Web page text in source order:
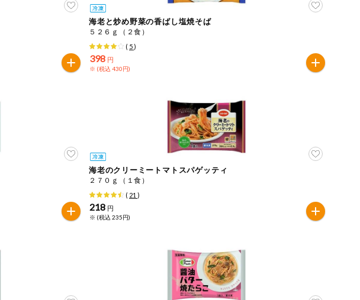
海老と炒め野菜の香ばし塩焼そば
５２６ｇ（２食）
( 5)
398 円
※ (税込 430円)
海老のクリーミートマトスパゲッティ
２７０ｇ（１食）
( 21 )
218 円
※ (税込 235円)